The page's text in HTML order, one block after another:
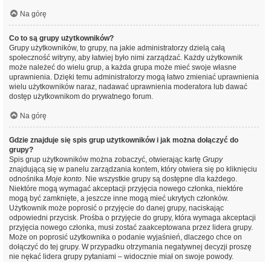
Na górę
Co to są grupy użytkowników?
Grupy użytkowników, to grupy, na jakie administratorzy dzielą całą
społeczność witryny, aby łatwiej było nimi zarządzać. Każdy użytkownik
może należeć do wielu grup, a każda grupa może mieć swoje własne
uprawnienia. Dzięki temu administratorzy mogą łatwo zmieniać uprawnienia
wielu użytkowników naraz, nadawać uprawnienia moderatora lub dawać
dostęp użytkownikom do prywatnego forum.
Na górę
Gdzie znajduje się spis grup użytkowników i jak można dołączyć do
grupy?
Spis grup użytkowników można zobaczyć, otwierając kartę Grupy
znajdującą się w panelu zarządzania kontem, który otwiera się po kliknięciu
odnośnika Moje konto. Nie wszystkie grupy są dostępne dla każdego.
Niektóre mogą wymagać akceptacji przyjęcia nowego członka, niektóre
mogą być zamknięte, a jeszcze inne mogą mieć ukrytych członków.
Użytkownik może poprosić o przyjęcie do danej grupy, naciskając
odpowiedni przycisk. Prośba o przyjęcie do grupy, która wymaga akceptacji
przyjęcia nowego członka, musi zostać zaakceptowana przez lidera grupy.
Może on poprosić użytkownika o podanie wyjaśnień, dlaczego chce on
dołączyć do tej grupy. W przypadku otrzymania negatywnej decyzji proszę
nie nękać lidera grupy pytaniami – widocznie miał on swoje powody.